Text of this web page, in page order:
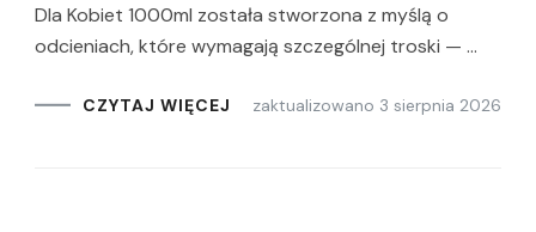
Dla Kobiet 1000ml została stworzona z myślą o
odcieniach, które wymagają szczególnej troski — …
CZYTAJ WIĘCEJ zaktualizowano 3 sierpnia 2026